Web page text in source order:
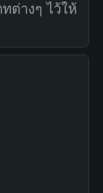
ต่างๆ ไว้ให้